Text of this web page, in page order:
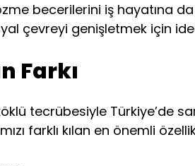
becerilerini iş hayatına da
çevreyi genişletmek için
Farkı
köklü tecrübesiyle
farklı kılan en önemli